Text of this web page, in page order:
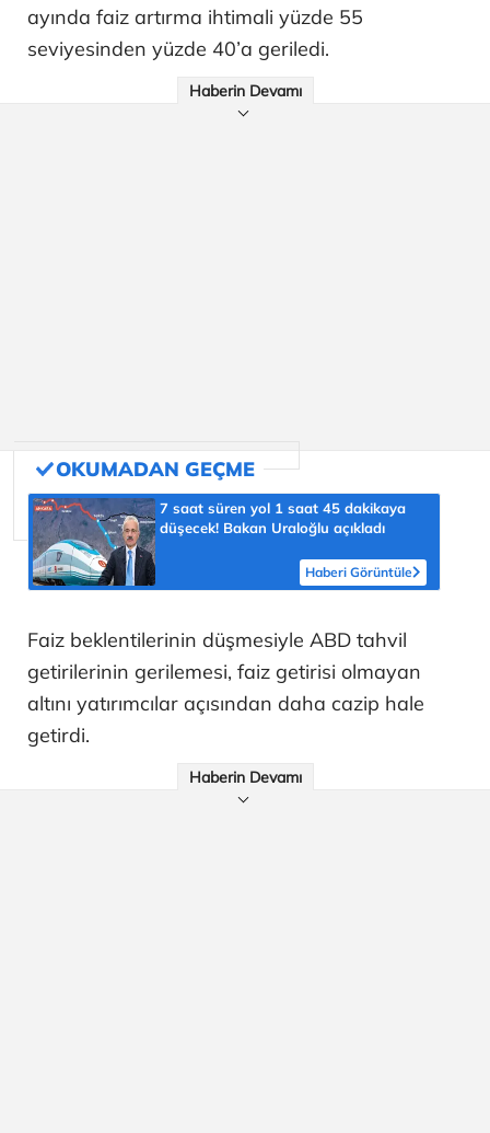
ayında faiz artırma ihtimali yüzde 55
seviyesinden yüzde 40’a geriledi.
Haberin Devamı
7 saat süren yol 1 saat 45 dakikaya
düşecek! Bakan Uraloğlu açıkladı
Haberi Görüntüle
Faiz beklentilerinin düşmesiyle ABD tahvil
getirilerinin gerilemesi, faiz getirisi olmayan
altını yatırımcılar açısından daha cazip hale
getirdi.
Haberin Devamı